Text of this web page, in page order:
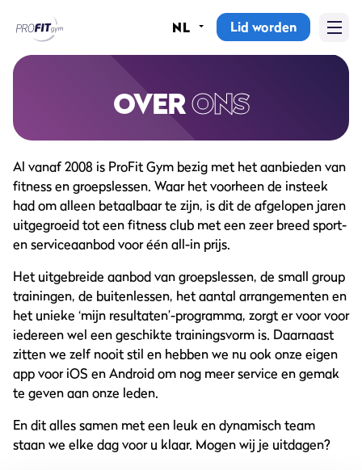
Sportscholen
Groepslessen
Lesrooster
Alle groepslessen
Waarom ProFit Gym
NL Lid worden
OVERONS
Al vanaf 2008 is ProFit Gym bezig met het aanbieden van
fitness en groepslessen. Waar het voorheen de insteek
had om alleen betaalbaar te zijn, is dit de afgelopen jaren
uitgegroeid tot een fitness club met een zeer breed sport-
en serviceaanbod voor één all-in prijs.
Het uitgebreide aanbod van groepslessen, de small group
trainingen, de buitenlessen, het aantal arrangementen en
het unieke ‘mijn resultaten’-programma, zorgt er voor voor
iedereen wel een geschikte trainingsvorm is. Daarnaast
zitten we zelf nooit stil en hebben we nu ook onze eigen
app voor iOS en Android om nog meer service en gemak
te geven aan onze leden.
En dit alles samen met een leuk en dynamisch team
staan we elke dag voor u klaar. Mogen wij je uitdagen?